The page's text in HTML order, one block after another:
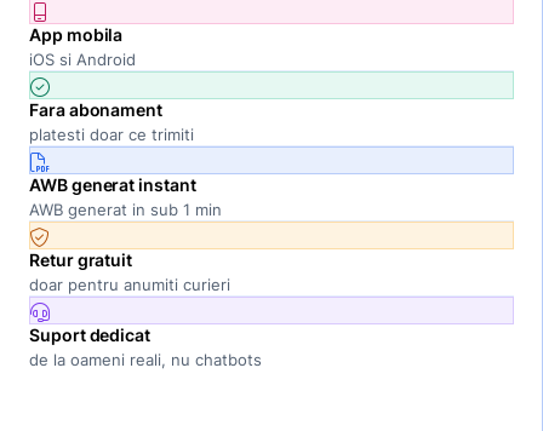
App mobila
iOS si Android
Fara abonament
platesti doar ce trimiti
AWB generat instant
AWB generat in sub 1 min
Retur gratuit
doar pentru anumiti curieri
Suport dedicat
de la oameni reali, nu chatbots